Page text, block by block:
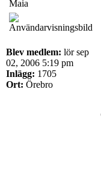
Maia
Blev medlem: lör sep
02, 2006 5:19 pm
Inlägg: 1705
Ort: Örebro